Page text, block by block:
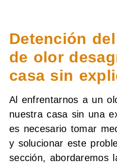
Detención
de olor
casa sin
Al enfrentarnos a un
nuestra casa sin una
es necesario tomar
y solucionar este
sección, abordaremos